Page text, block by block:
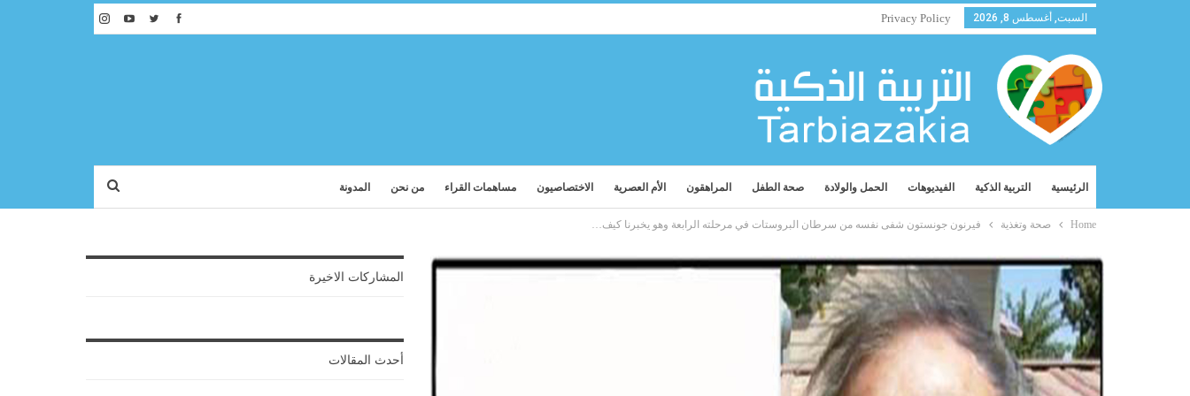
السبت, أغسطس 8, 2026 Privacy Policy
الرئيسية التربية الذكية الفيديوهات الحمل والولادة صحة الطفل المراهقون الأم العصرية الاختصاصيون مساهمات القراء من نحن المدونة
Home صحة وتغذية فيرنون جونستون شفى نفسه من سرطان البروستات في مرحلته الرابعة وهو يخبرنا كيف…
المشاركات الاخيرة
أحدث المقالات